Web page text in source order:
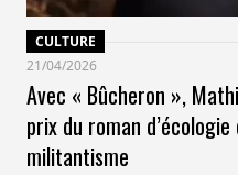
CULTURE
21/04/2026
Avec « Bûcheron »,
prix du roman
militantisme